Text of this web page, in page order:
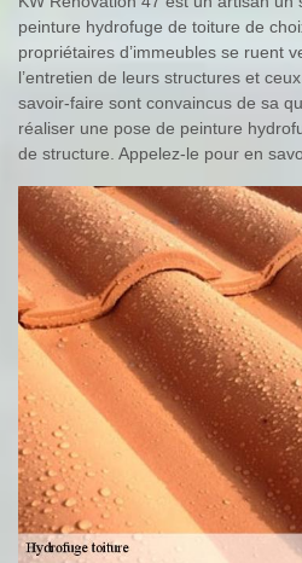
peinture hydrofuge de toiture de
propriétaires d’immeubles se ruent
l’entretien de leurs structures et
savoir-faire sont convaincus de sa
réaliser une pose de peinture
de structure. Appelez-le pour en